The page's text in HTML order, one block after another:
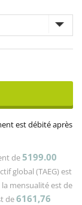
est débité après
de5199.00
global (TAEG) est
la mensualité est de
de6161,76